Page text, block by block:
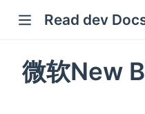
Read dev
window)
微软New